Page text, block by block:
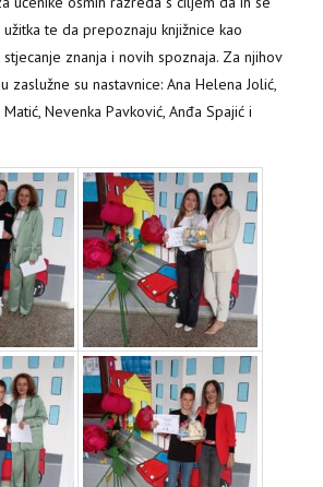
te da prepoznaju knjižnice kao
znanja i novih spoznaja. Za njihov
zaslužne su nastavnice: Ana Helena Jolić,
Nevenka Pavković, Anđa Spajić i